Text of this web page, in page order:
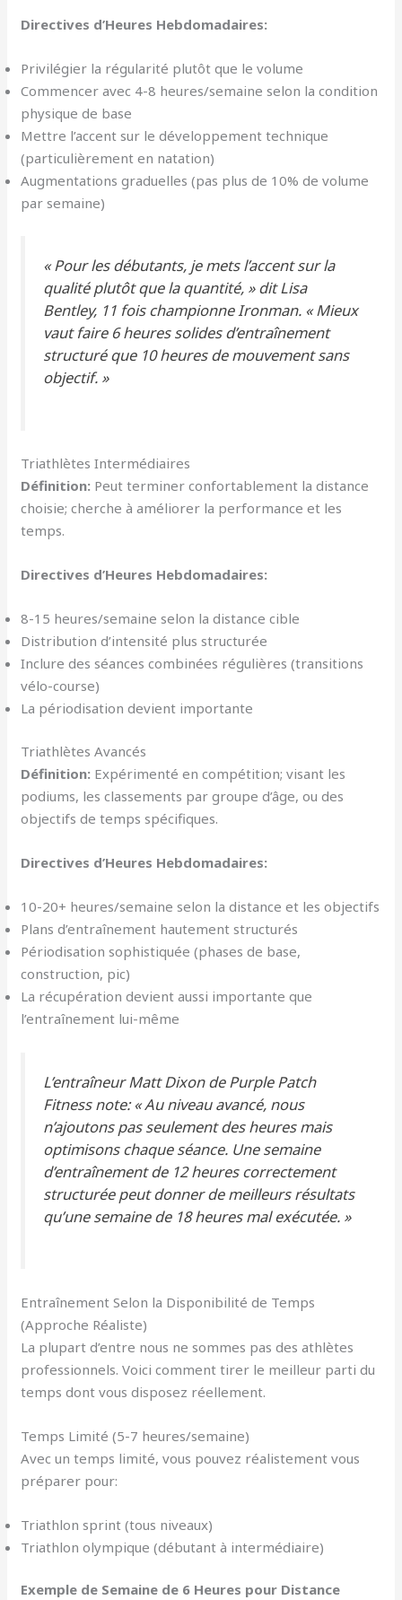
Directives d’Heures Hebdomadaires:
Privilégier la régularité plutôt que le volume
Commencer avec 4-8 heures/semaine selon la condition
physique de base
Mettre l’accent sur le développement technique
(particulièrement en natation)
Augmentations graduelles (pas plus de 10% de volume
par semaine)
« Pour les débutants, je mets l’accent sur la
qualité plutôt que la quantité, » dit Lisa
Bentley, 11 fois championne Ironman. « Mieux
vaut faire 6 heures solides d’entraînement
structuré que 10 heures de mouvement sans
objectif. »
Triathlètes Intermédiaires
Définition: Peut terminer confortablement la distance
choisie; cherche à améliorer la performance et les
temps.
Directives d’Heures Hebdomadaires:
8-15 heures/semaine selon la distance cible
Distribution d’intensité plus structurée
Inclure des séances combinées régulières (transitions
vélo-course)
La périodisation devient importante
Triathlètes Avancés
Définition: Expérimenté en compétition; visant les
podiums, les classements par groupe d’âge, ou des
objectifs de temps spécifiques.
Directives d’Heures Hebdomadaires:
10-20+ heures/semaine selon la distance et les objectifs
Plans d’entraînement hautement structurés
Périodisation sophistiquée (phases de base,
construction, pic)
La récupération devient aussi importante que
l’entraînement lui-même
L’entraîneur Matt Dixon de Purple Patch
Fitness note: « Au niveau avancé, nous
n’ajoutons pas seulement des heures mais
optimisons chaque séance. Une semaine
d’entraînement de 12 heures correctement
structurée peut donner de meilleurs résultats
qu’une semaine de 18 heures mal exécutée. »
Entraînement Selon la Disponibilité de Temps
(Approche Réaliste)
La plupart d’entre nous ne sommes pas des athlètes
professionnels. Voici comment tirer le meilleur parti du
temps dont vous disposez réellement.
Temps Limité (5-7 heures/semaine)
Avec un temps limité, vous pouvez réalistement vous
préparer pour:
Triathlon sprint (tous niveaux)
Triathlon olympique (débutant à intermédiaire)
Exemple de Semaine de 6 Heures pour Distance